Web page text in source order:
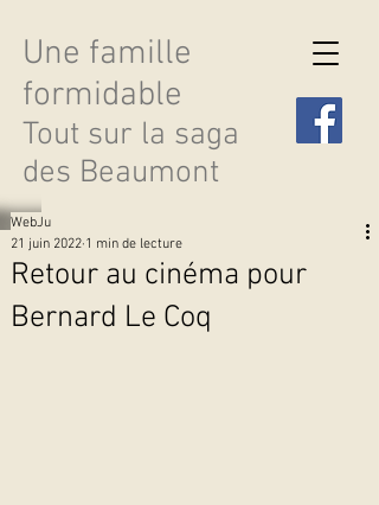
Une famille
formidable
Tout sur la saga
des Beaumont
Découvrir les saisons
Retour au cinéma pour
Bernard Le Coq
WebJu
21 juin 2022 1 min de lecture